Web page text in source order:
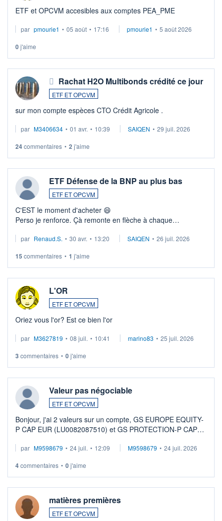
ETF et OPCVM accesibles aux comptes PEA_PME
par pmourie1 • 05 août • 17:16 pmourie1 • 5 août 2026
0j'aime
Rachat H2O Multibonds crédité ce jour
ETF ET OPCVM
sur mon compte espèces CTO Crédit Agricole .
par M3406634 • 01 avr. • 10:39 SAIQEN • 29 juil. 2026
24commentaires • 2 j'aime
ETF Défense de la BNP au plus bas
ETF ET OPCVM
C'EST le moment d'acheter 😄​
Perso je renforce. Çà remonte en flèche à chaque
Investissement long terme tip top pour sa retraite.
par Renaud.S. • 30 avr. • 13:20 SAIQEN • 26 juil. 2026
15 commentaires • 1 j'aime
L'OR
ETF ET OPCVM
Oriez vous l'or? Est ce bien l'or
par M3627819 • 08 juil. • 10:41 marino83 • 25 juil. 2026
3 commentaires • 0j'aime
Valeur pas négociable
ETF ET OPCVM
Bonjour, j'ai 2 valeurs sur un compte, GS EUROPE EQUITY-
P CAP EUR (LU0082087510) et GS PROTECTION-P CAP
veux procéder à la vente, on me signale ...
par M9598679 • 24 juil. • 12:09 M9598679 • 24 juil. 2026
4commentaires • 0j'aime
matières premières
ETF ET OPCVM